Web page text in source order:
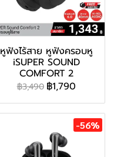
หูฟังไร้สาย หูฟังครอบหู
iSUPER SOUND
COMFORT 2
฿3,490 ฿1,790
-56%